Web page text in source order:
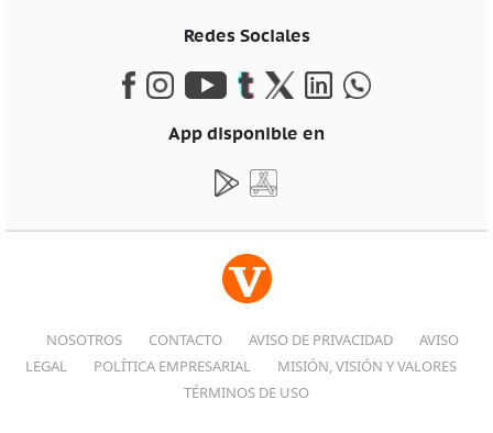
Redes Sociales
App disponible en
NOSOTROS CONTACTO AVISO DE PRIVACIDAD
AVISO
LEGAL
POLÍTICA EMPRESARIAL
MISIÓN, VISIÓN Y VALORES
TÉRMINOS DE USO